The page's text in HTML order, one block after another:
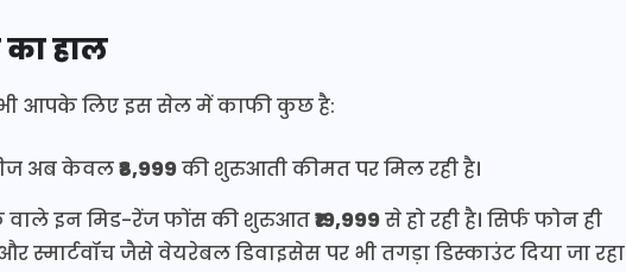
हाल
आपके लिए इस सेल में काफी कुछ है:
अब केवल₹8,999की शुरुआती कीमत पर मिल रही है।
वाले इन मिड-रेंज फोंस की शुरुआत₹19,999से हो रही है। सिर्फ फोन ही
जैसे वेयरेबल डिवाइसेस पर भी तगड़ा डिस्काउंट दिया जा रहा